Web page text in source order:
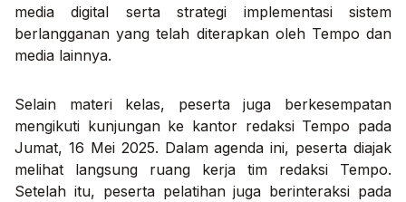
media digital serta strategi implementasi sistem
berlangganan yang telah diterapkan oleh Tempo dan
media lainnya.
Selain materi kelas, peserta juga berkesempatan
mengikuti kunjungan ke kantor redaksi Tempo pada
Jumat, 16 Mei 2025. Dalam agenda ini, peserta diajak
melihat langsung ruang kerja tim redaksi Tempo.
Setelah itu, peserta pelatihan juga berinteraksi pada